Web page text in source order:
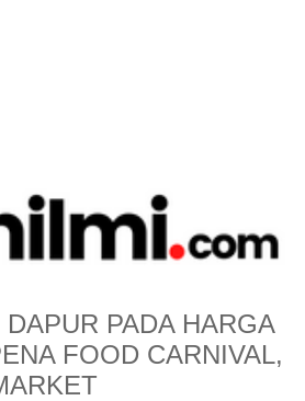
PADA HARGA
FOOD CARNIVAL,